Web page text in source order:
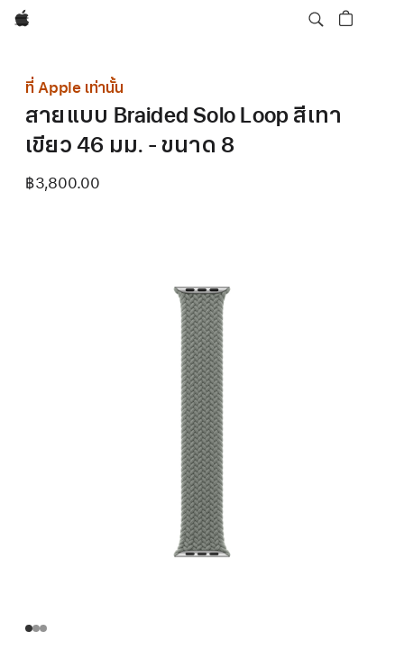
Apple
ที่ Apple เท่านั้น
สายแบบ Braided Solo Loop สีเทา
เขียว 46 มม. - ขนาด 8
฿3,800.00